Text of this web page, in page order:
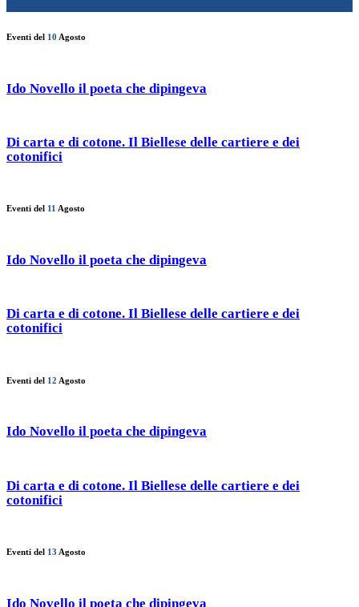
Eventi del 10 Agosto
Ido Novello il poeta che dipingeva
Di carta e di cotone. Il Biellese delle cartiere e dei
cotonifici
Eventi del 11 Agosto
Ido Novello il poeta che dipingeva
Di carta e di cotone. Il Biellese delle cartiere e dei
cotonifici
Eventi del 12 Agosto
Ido Novello il poeta che dipingeva
Di carta e di cotone. Il Biellese delle cartiere e dei
cotonifici
Eventi del 13 Agosto
Ido Novello il poeta che dipingeva